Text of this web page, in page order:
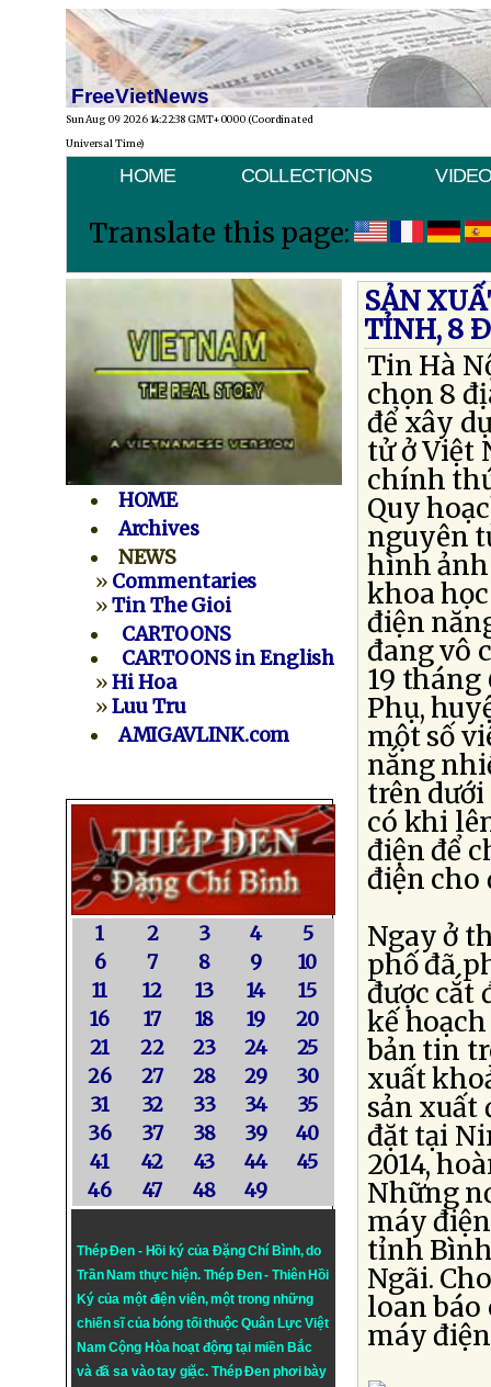
FreeVietNews
Sun Aug 09 2026 14:22:38 GMT+0000 (Coordinated
Universal Time)
HOME COLLECTIONS
Translate this page:
HOME
Archives
NEWS
» Commentaries
»Tin The Gioi
CARTOONS
CARTOONS in English
»Hi Hoa
»Luu Tru
AMIGAVLINK.com
1 2 3 4
5
6
7 8 9
10
11
12 13 14
15
16
17 18 19
20
21
22 23 24
25
26
27 28 29
30
31
32 33 34
35
36
37 38 39
40
41
42 43 44
45
46
47 48 49
Thép Đen - Hồi ký của Đặng Chí Bình, do
Trần Nam thực hiện. Thép Đen- Thiên Hồi
Ký của một điện viên, một trong những
chiến sĩ của bóng tối thuộc Quân Lực Việt
Nam Cộng Hòa hoạt động tại miền Bắc
và đã sa vào tay giặc. Thép Đen phơi bày
SẢN
TỈNH, 8
Tin Hà
chọn 8
để xây
tử ở Việt
chính
Quy
nguyên
hình ảnh
khoa
điện
đang vô
19 tháng
Phụ,
một số
nắng
trên dưới
có khi
điện để
điện cho
Ngay ở
phố đã
được cắt
kế
bản tin
xuất
sản xuất
đặt tại
2014,
Những
máy
tỉnh
Ngãi.
loan báo
máy